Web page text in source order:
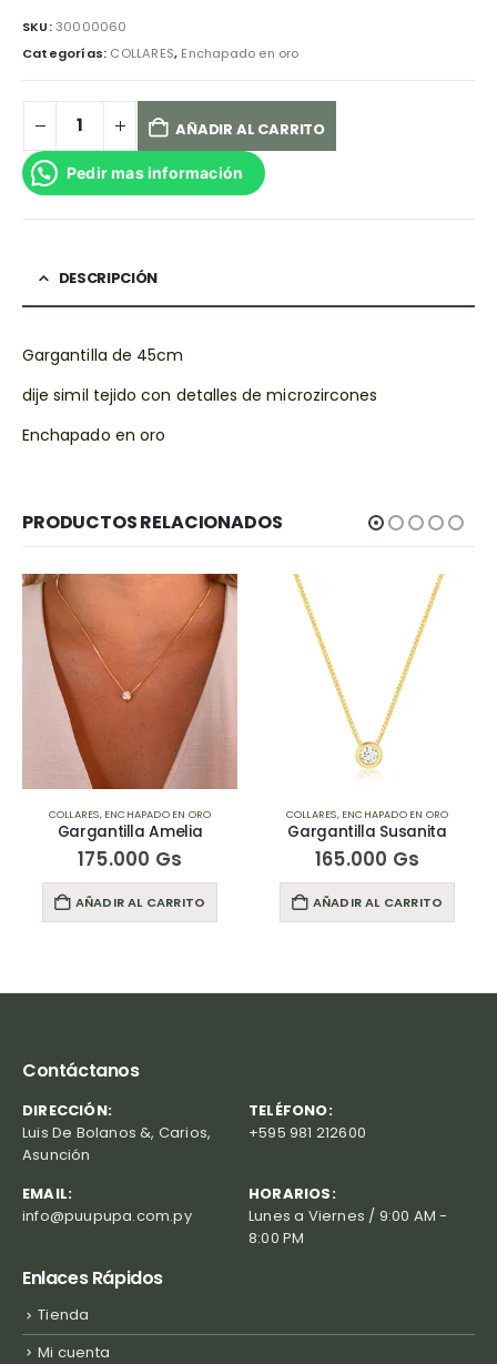
SKU:30000060
Categorías: COLLARES, Enchapado en oro
AÑADIR AL CARRITO
Pedir mas información
DESCRIPCIÓN
Gargantilla de 45cm
dije simil tejido con detalles de microzircones
Enchapado en oro
PRODUCTOS RELACIONADOS
COLLARES, ENCHAPADO EN ORO
Gargantilla Amelia
175.000 Gs
AÑADIR AL CARRITO
COLLARES, ENCHAPADO EN ORO
Gargantilla Susanita
165.000 Gs
AÑADIR AL CARRITO
Contáctanos
DIRECCIÓN:
Luis De Bolanos &, Carios,
Asunción
TELÉFONO:
+595 981 212600
EMAIL:
info@puupupa.com.py
HORARIOS:
Lunes a Viernes / 9:00 AM -
8:00 PM
Enlaces Rápidos
Tienda
Mi cuenta